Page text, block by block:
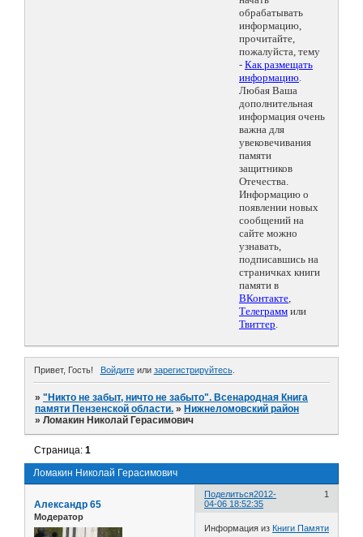
обрабатывать
информацию,
прочитайте,
пожалуйста, тему
- Как размещать
информацию.
Любая Ваша
дополнительная
информация очень
важна для
увековечивания
памяти
защитников
Отечества.
Информацию о
появлении новых
сообщений на
сайте можно
узнавать,
подписавшись на
страничках книги
памяти в
ВКонтакте,
Телеграмм или
Твиттер.
Привет, Гость! Войдитеили зарегистрируйтесь.
»"Никто не забыт, ничто не забыто". Всенародная Книга
памяти Пензенской области. » Нижнеломовский район
»Ломакин Николай Герасимович
Ломакин Николай Герасимович
Страница:1
Поделиться 1
2012-
04-06 18:52:35
Александр 65
Модератор
Информация из Книги Памяти